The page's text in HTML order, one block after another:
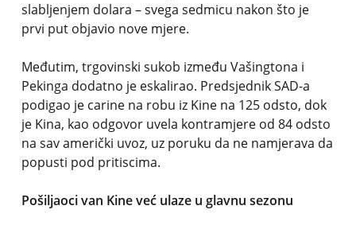
slabljenjem dolara – svega sedmicu nakon što je
prvi put objavio nove mjere.
Međutim, trgovinski sukob između Vašingtona i
Pekinga dodatno je eskalirao. Predsjednik SAD-a
podigao je carine na robu iz Kine na 125 odsto, dok
je Kina, kao odgovor uvela kontramjere od 84 odsto
na sav američki uvoz, uz poruku da ne namjerava da
popusti pod pritiscima.
Pošiljaoci van Kine već ulaze u glavnu sezonu